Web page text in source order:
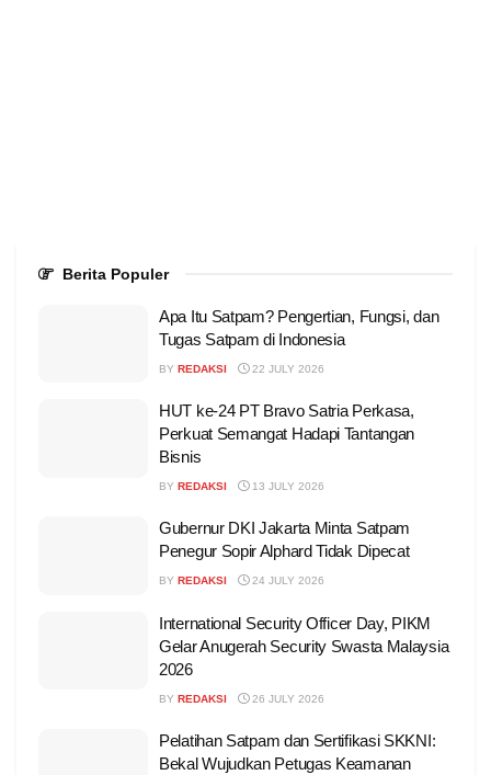
Berita Populer
Apa Itu Satpam? Pengertian, Fungsi, dan
Tugas Satpam di Indonesia
BY REDAKSI 22 JULY 2026
HUT ke-24 PT Bravo Satria Perkasa,
Perkuat Semangat Hadapi Tantangan
Bisnis
BY REDAKSI 13 JULY 2026
Gubernur DKI Jakarta Minta Satpam
Penegur Sopir Alphard Tidak Dipecat
BY REDAKSI 24 JULY 2026
International Security Officer Day, PIKM
Gelar Anugerah Security Swasta Malaysia
2026
BY REDAKSI 26 JULY 2026
Pelatihan Satpam dan Sertifikasi SKKNI:
Bekal Wujudkan Petugas Keamanan